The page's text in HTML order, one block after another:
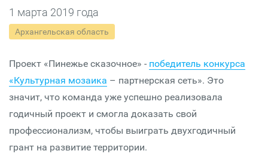
1 марта 2019 года
Архангельская область
Проект «Пинежье сказочное» - победитель конкурса
«Культурная мозаика – партнерская сеть». Это
значит, что команда уже успешно реализовала
годичный проект и смогла доказать свой
профессионализм, чтобы выиграть двухгодичный
грант на развитие территории.